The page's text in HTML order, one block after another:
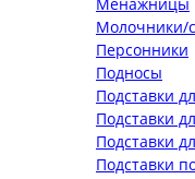
Молочники/
Персонники
Подносы
Подставки
Подставки
Подставки
Подставки